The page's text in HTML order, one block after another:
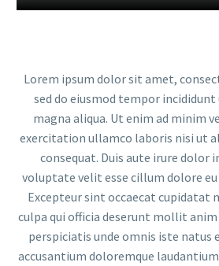
Lorem ipsum dolor sit amet,
sed do eiusmod tempor
magna aliqua. Ut enim ad minim
exercitation ullamco laboris nisi ut
consequat. Duis aute irure dolor
voluptate velit esse cillum dolore
Excepteur sint occaecat cupidatat
culpa qui officia deserunt mollit anim
perspiciatis unde omnis iste
accusantium doloremque